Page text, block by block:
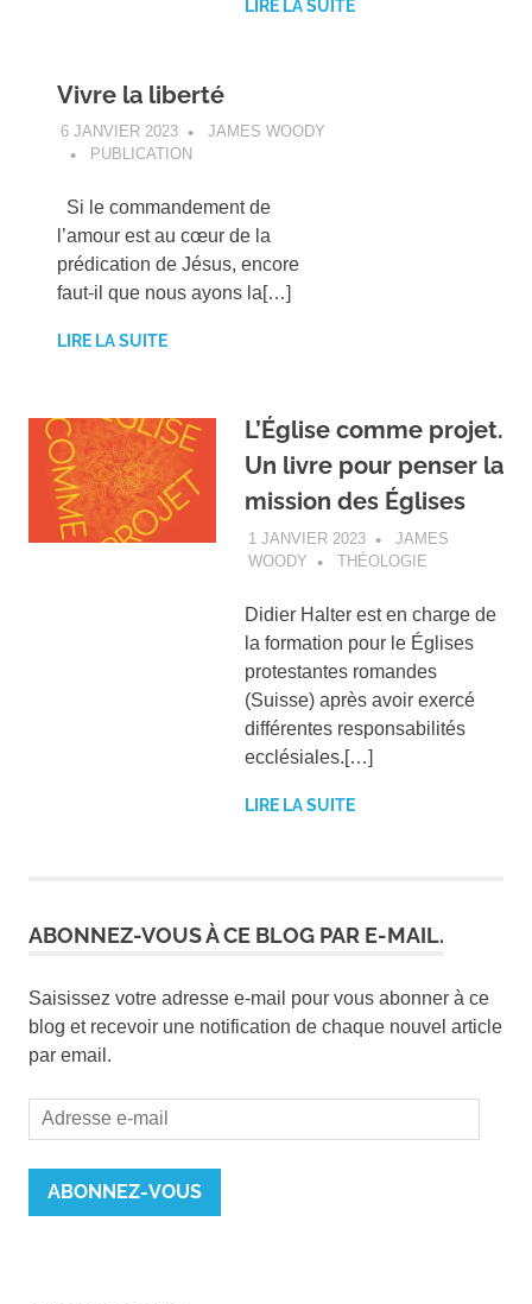
LIRE LA SUITE
Vivre la liberté
6 JANVIER 2023
JAMES WOODY
PUBLICATION
Si le commandement de
l’amour est au cœur de la
prédication de Jésus, encore
faut-il que nous ayons la[…]
LIRE LA SUITE
L’Église comme projet.
Un livre pour penser la
mission des Églises
1 JANVIER 2023
JAMES
WOODY
THÉOLOGIE
Didier Halter est en charge de
la formation pour le Églises
protestantes romandes
(Suisse) après avoir exercé
différentes responsabilités
ecclésiales.[…]
LIRE LA SUITE
ABONNEZ-VOUS À CE BLOG PAR E-MAIL.
Saisissez votre adresse e-mail pour vous abonner à ce
blog et recevoir une notification de chaque nouvel article
par email.
Adresse
e-
mail
ABONNEZ-VOUS